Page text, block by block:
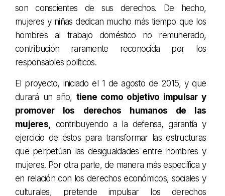
son conscientes de sus derechos. De hecho,
mujeres y niñas dedican mucho más tiempo que los
hombres al trabajo doméstico no remunerado,
contribución raramente reconocida por los
responsables políticos.
El proyecto, iniciado el 1 de agosto de 2015, y que
durará un año, tiene como objetivo impulsar y
promover los derechos humanos de las
mujeres,
contribuyendo a la defensa, garantía y
ejercicio de éstos para transformar las estructuras
que perpetúan las desigualdades entre hombres y
mujeres. Por otra parte, de manera más específica y
en relación con los derechos económicos, sociales y
culturales, pretende impulsar los derechos